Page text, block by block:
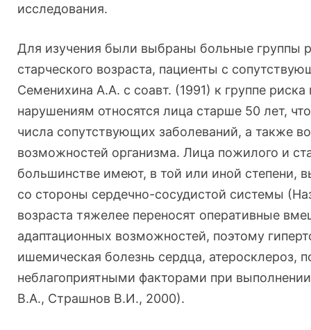
исследования.
Для изучения были выбраны больные группы
старческого возраста, пациенты с
Семенихина А.А. с соавт. (1991) к группе
нарушениям относятся лица старше 50 лет,
числа сопутствующих заболеваний, а также
возможностей организма. Лица пожилого и
большинстве имеют, в той или иной степени,
со стороны сердечно-сосудистой системы
возраста тяжелее переносят оперативные
адаптационных возможностей, поэтому
ишемическая болезнь сердца, атеросклероз,
неблагоприятными факторами при
В.А., Страшнов В.И., 2000).